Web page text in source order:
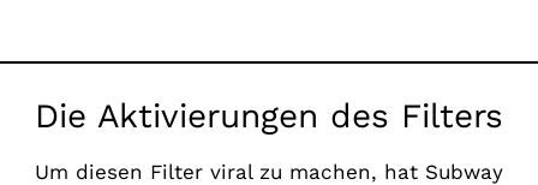
Die Aktivierungen des Filters
Um diesen Filter viral zu machen, hat Subway